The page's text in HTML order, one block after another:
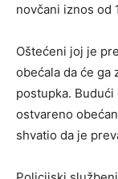
novčani iznos od
Oštećeni joj je
obećala da će ga
postupka.
ostvareno
shvatio da je